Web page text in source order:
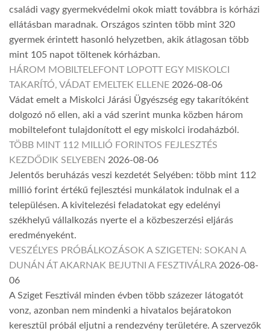
családi vagy gyermekvédelmi okok miatt továbbra is kórházi
ellátásban maradnak. Országos szinten több mint 320
gyermek érintett hasonló helyzetben, akik átlagosan több
mint 105 napot töltenek kórházban.
HÁROM MOBILTELEFONT LOPOTT EGY MISKOLCI
TAKARÍTÓ, VÁDAT EMELTEK ELLENE 2026-08-06
Vádat emelt a Miskolci Járási Ügyészség egy takarítóként
dolgozó nő ellen, aki a vád szerint munka közben három
mobiltelefont tulajdonított el egy miskolci irodaházból.
TÖBB MINT 112 MILLIÓ FORINTOS FEJLESZTÉS
KEZDŐDIK SELYEBEN 2026-08-06
Jelentős beruházás veszi kezdetét Selyében: több mint 112
millió forint értékű fejlesztési munkálatok indulnak el a
településen. A kivitelezési feladatokat egy edelényi
székhelyű vállalkozás nyerte el a közbeszerzési eljárás
eredményeként.
VESZÉLYES PRÓBÁLKOZÁSOK A SZIGETEN: SOKAN A
DUNÁN ÁT AKARNAK BEJUTNI A FESZTIVÁLRA 2026-08-
06
A Sziget Fesztivál minden évben több százezer látogatót
vonz, azonban nem mindenki a hivatalos bejáratokon
keresztül próbál eljutni a rendezvény területére. A szervezők